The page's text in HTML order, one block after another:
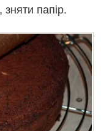
зняти папір.